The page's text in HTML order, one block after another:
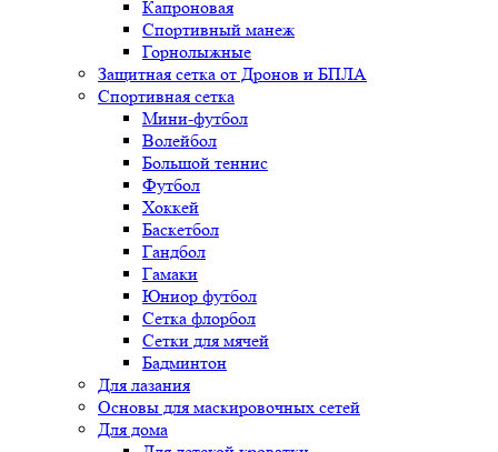
Капроновая
Спортивный манеж
Горнолыжные
Защитная сетка от Дронов и БПЛА
Спортивная сетка
Мини-футбол
Волейбол
Большой теннис
Футбол
Хоккей
Баскетбол
Гандбол
Гамаки
Юниор футбол
Сетка флорбол
Сетки для мячей
Бадминтон
Для лазания
Основы для маскировочных сетей
Для дома